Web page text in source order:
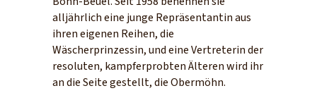
alljährlich eine junge Repräsentantin aus
ihren eigenen Reihen, die
Wäscherprinzessin, und eine Vertreterin der
resoluten, kampferprobten Älteren wird ihr
an die Seite gestellt, die Obermöhn.